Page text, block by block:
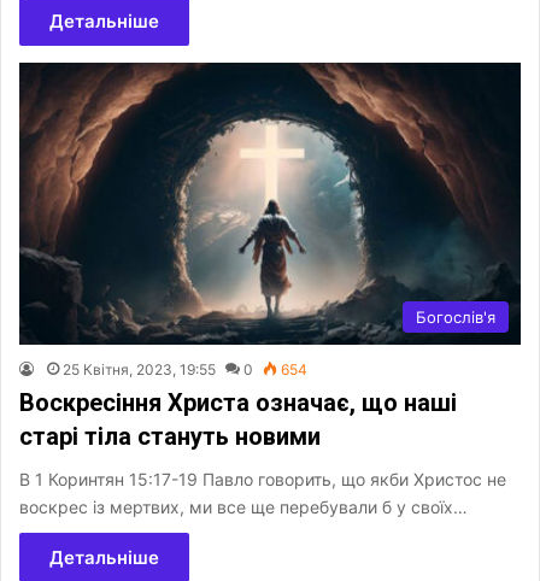
Детальніше
Богослів'я
25 Квітня, 2023, 19:55 0 654
Воскресіння Христа означає, що наші
старі тіла стануть новими
В 1 Коринтян 15:17-19 Павло говорить, що якби Христос не
воскрес із мертвих, ми все ще перебували б у своїх…
Детальніше